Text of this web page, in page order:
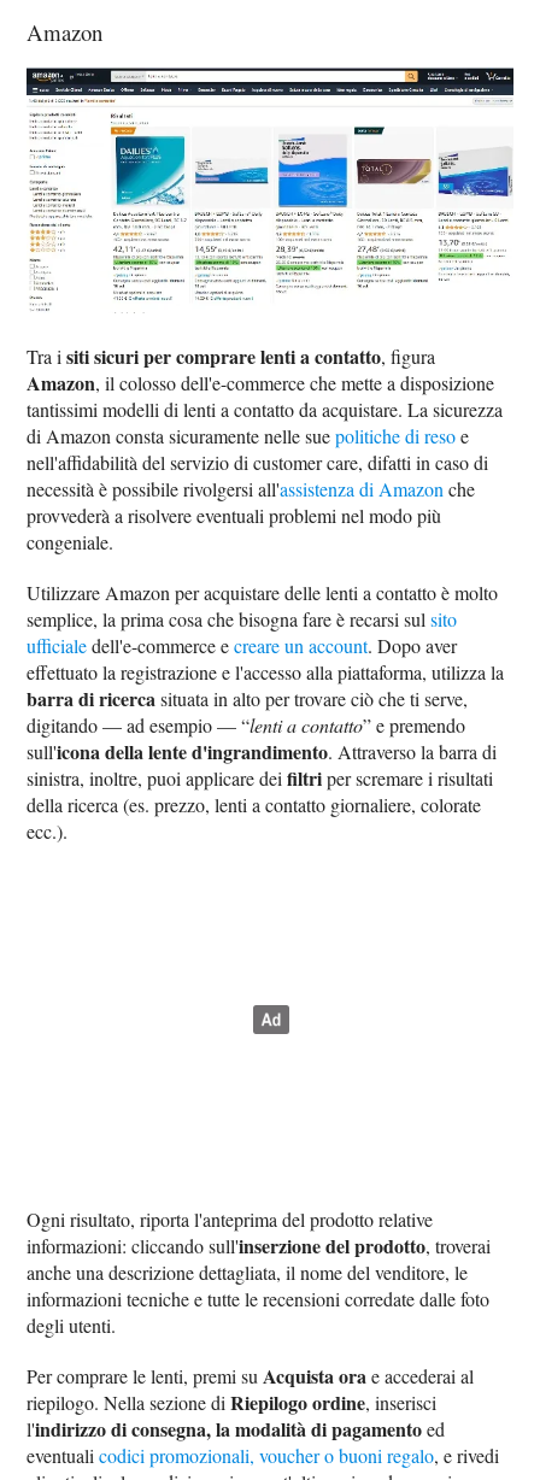
Amazon
Tra isiti sicuri per comprare lenti a contatto, figura
Amazon, il colosso dell'e-commerce che mette a disposizione
tantissimi modelli di lenti a contatto da acquistare. La sicurezza
di Amazon consta sicuramente nelle suepolitiche di resoe
nell'affidabilità del servizio di customer care, difatti in caso di
necessità è possibile rivolgersi all'assistenza di Amazonche
provvederà a risolvere eventuali problemi nel modo più
congeniale.
Utilizzare Amazon per acquistare delle lenti a contatto è molto
semplice, la prima cosa che bisogna fare è recarsi sulsito
ufficialedell'e-commerce ecreare un account. Dopo aver
effettuato la registrazione e l'accesso alla piattaforma, utilizza la
barra di ricercasituata in alto per trovare ciò che ti serve,
digitando — ad esempio — “lenti a contatto” e premendo
sull'icona della lente d'ingrandimento. Attraverso la barra di
sinistra, inoltre, puoi applicare deifiltriper scremare i risultati
della ricerca (es. prezzo, lenti a contatto giornaliere, colorate
ecc.).
Ogni risultato, riporta l'anteprima del prodotto relative
informazioni: cliccando sull'inserzione del prodotto, troverai
anche una descrizione dettagliata, il nome del venditore, le
informazioni tecniche e tutte le recensioni corredate dalle foto
degli utenti.
Per comprare le lenti, premi suAcquista orae accederai al
riepilogo. Nella sezione diRiepilogo ordine, inserisci
l'indirizzo di consegna, la modalità di pagamentoed
eventualicodici promozionali, voucher o buoni regalo, e rivedi